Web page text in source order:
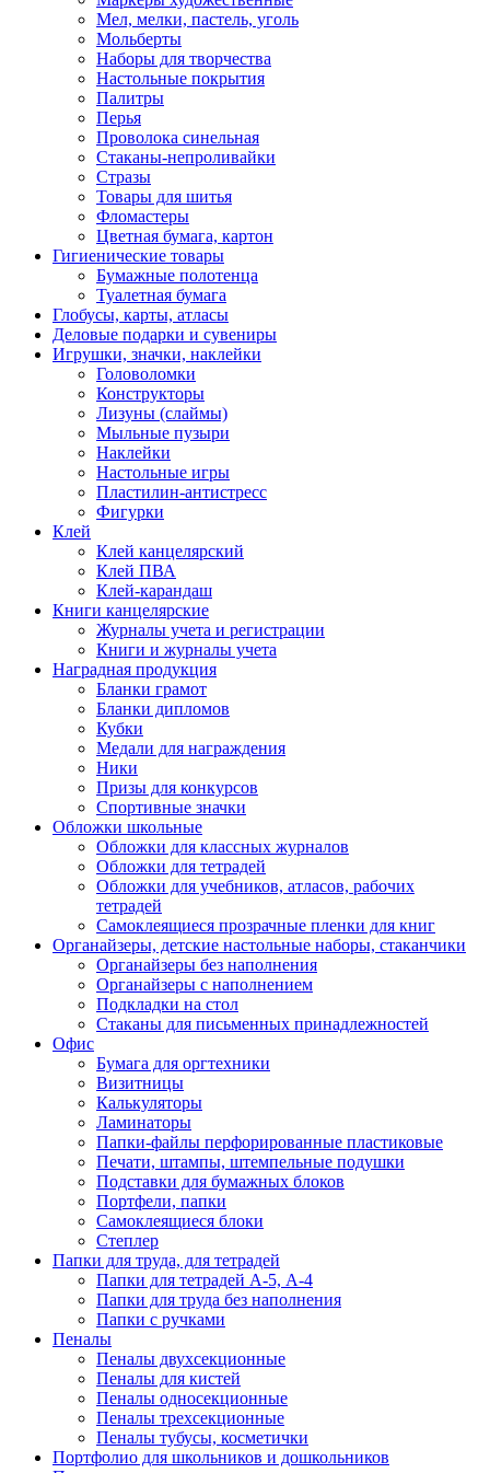
Мел, мелки, пастель, уголь
Мольберты
Наборы для творчества
Настольные покрытия
Палитры
Перья
Проволока синельная
Стаканы-непроливайки
Стразы
Товары для шитья
Фломастеры
Цветная бумага, картон
Гигиенические товары
Бумажные полотенца
Туалетная бумага
Глобусы, карты, атласы
Деловые подарки и сувениры
Игрушки, значки, наклейки
Головоломки
Конструкторы
Лизуны (слаймы)
Мыльные пузыри
Наклейки
Настольные игры
Пластилин-антистресс
Фигурки
Клей
Клей канцелярский
Клей ПВА
Клей-карандаш
Книги канцелярские
Журналы учета и регистрации
Книги и журналы учета
Наградная продукция
Бланки грамот
Бланки дипломов
Кубки
Медали для награждения
Ники
Призы для конкурсов
Спортивные значки
Обложки школьные
Обложки для классных журналов
Обложки для тетрадей
Обложки для учебников, атласов, рабочих
тетрадей
Самоклеящиеся прозрачные пленки для книг
Органайзеры, детские настольные наборы, стаканчики
Органайзеры без наполнения
Органайзеры с наполнением
Подкладки на стол
Стаканы для письменных принадлежностей
Офис
Бумага для оргтехники
Визитницы
Калькуляторы
Ламинаторы
Папки-файлы перфорированные пластиковые
Печати, штампы, штемпельные подушки
Подставки для бумажных блоков
Портфели, папки
Самоклеящиеся блоки
Степлер
Папки для труда, для тетрадей
Папки для тетрадей А-5, А-4
Папки для труда без наполнения
Папки с ручками
Пеналы
Пеналы двухсекционные
Пеналы для кистей
Пеналы односекционные
Пеналы трехсекционные
Пеналы тубусы, косметички
Портфолио для школьников и дошкольников